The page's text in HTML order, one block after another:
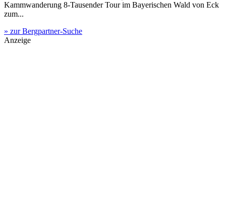
Kammwanderung 8-Tausender Tour im Bayerischen Wald von Eck
zum...
» zur Bergpartner-Suche
Anzeige